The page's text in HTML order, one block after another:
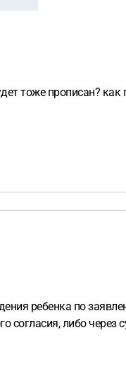
тоже прописан?
ребенка по
согласия, либо